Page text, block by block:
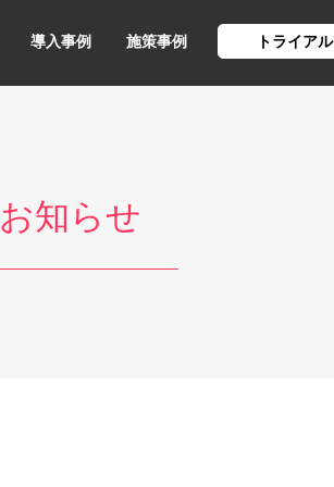
導入事例 施策事例 トライアル
お知らせ